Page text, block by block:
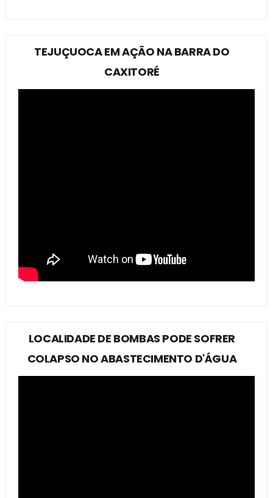
TEJUÇUOCA EM AÇÃO NA BARRA DO
CAXITORÉ
LOCALIDADE DE BOMBAS PODE SOFRER
COLAPSO NO ABASTECIMENTO D'ÁGUA